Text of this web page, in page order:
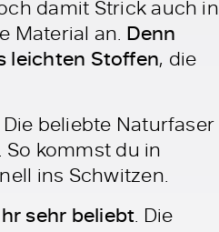
damit Strick auch in
Material an. Denn
leichten Stoffen, die
beliebte Naturfaser
kommst du in
ins Schwitzen.
sehr beliebt . Die